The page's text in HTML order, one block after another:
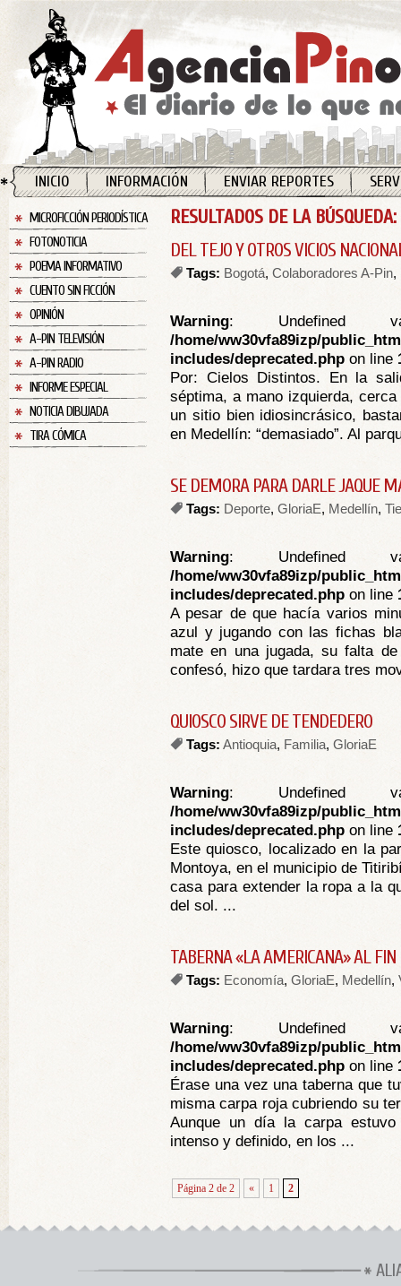
INICIO INFORMACIÓN ENVIAR REPORTES
MICROFICCIÓN PERIODÍSTICA
FOTONOTICIA
POEMA INFORMATIVO
CUENTO SIN FICCIÓN
OPINIÓN
A-PIN TELEVISIÓN
A-PIN RADIO
INFORME ESPECIAL
NOTICIA DIBUJADA
TIRA CÓMICA
RESULTADOS DE LA
DEL TEJO Y OTROS VICIOS
Tags: Bogotá, Colaboradores A-Pin,
Warning: Undefined
/home/ww30vfa89izp/
includes/deprecated.php on line
Por: Cielos Distintos. En la
séptima, a mano izquierda,
un sitio bien idiosincrásico,
en Medellín: “demasiado”. Al
SE DEMORA PARA DARLE JAQUE
Tags: Deporte, GloriaE, Medellín,
Warning: Undefined
/home/ww30vfa89izp/
includes/deprecated.php on line
A pesar de que hacía varios
azul y jugando con las fichas
mate en una jugada, su falta
confesó, hizo que tardara tres
QUIOSCO SIRVE DE TENDEDERO
Tags: Antioquia, Familia, GloriaE
Warning: Undefined
/home/ww30vfa89izp/
includes/deprecated.php on line
Este quiosco, localizado en la
Montoya, en el municipio de
casa para extender la ropa a la
del sol. ...
TABERNA «LA AMERICANA» AL FIN
Tags: Economía, GloriaE, Medellín,
Warning: Undefined
/home/ww30vfa89izp/
includes/deprecated.php on line
Érase una vez una taberna que
misma carpa roja cubriendo su
Aunque un día la carpa
intenso y definido, en los ...
Página 2 de 2 « 1 2